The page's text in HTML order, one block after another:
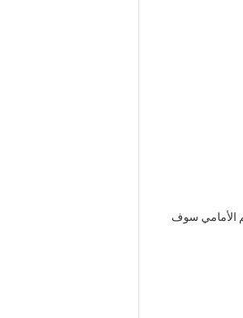
الأمامي سوف